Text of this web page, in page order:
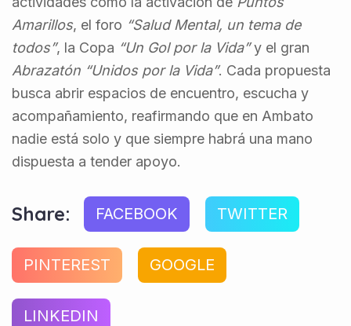
Amarillos, el foro “Salud Mental, un tema de
todos”, la Copa “Un Gol por la Vida”y el gran
Abrazatón “Unidos por la Vida”. Cada propuesta
busca abrir espacios de encuentro, escucha y
acompañamiento, reafirmando que en Ambato
nadie está solo y que siempre habrá una mano
dispuesta a tender apoyo.
Share: FACEBOOK TWITTER
PINTEREST GOOGLE
LINKEDIN